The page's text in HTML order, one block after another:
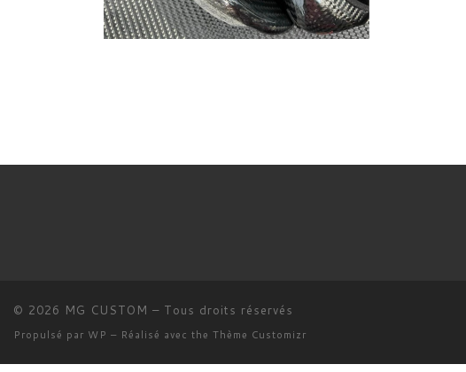
© 2026 MG CUSTOM – Tous droits réservés
Propulsé par WP – Réalisé avec the Thème Customizr